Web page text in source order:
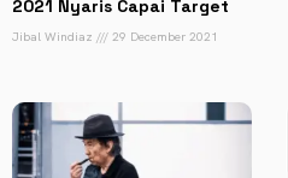
2021 Nyaris Capai Target
Jibal Windiaz 29 December 2021